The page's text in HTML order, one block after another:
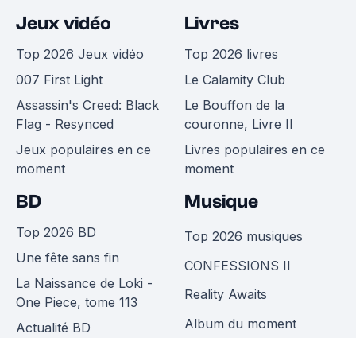
Jeux vidéo
Top 2026 Jeux vidéo
007 First Light
Assassin's Creed: Black
Flag - Resynced
Jeux populaires en ce
moment
Livres
Top 2026 livres
Le Calamity Club
Le Bouffon de la
couronne, Livre II
Livres populaires en ce
moment
BD
Top 2026 BD
Une fête sans fin
La Naissance de Loki -
One Piece, tome 113
Actualité BD
Musique
Top 2026 musiques
CONFESSIONS II
Reality Awaits
Album du moment